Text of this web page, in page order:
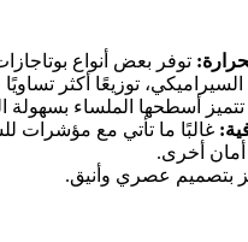
توفر بعض أنواع
توزيعًا أكثر تساويًا
تتميز أسطحها الملساء بسهولة
غالبًا ما تأتي مع مؤشرات
أخرى.
بتصميم عصري وأنيق.